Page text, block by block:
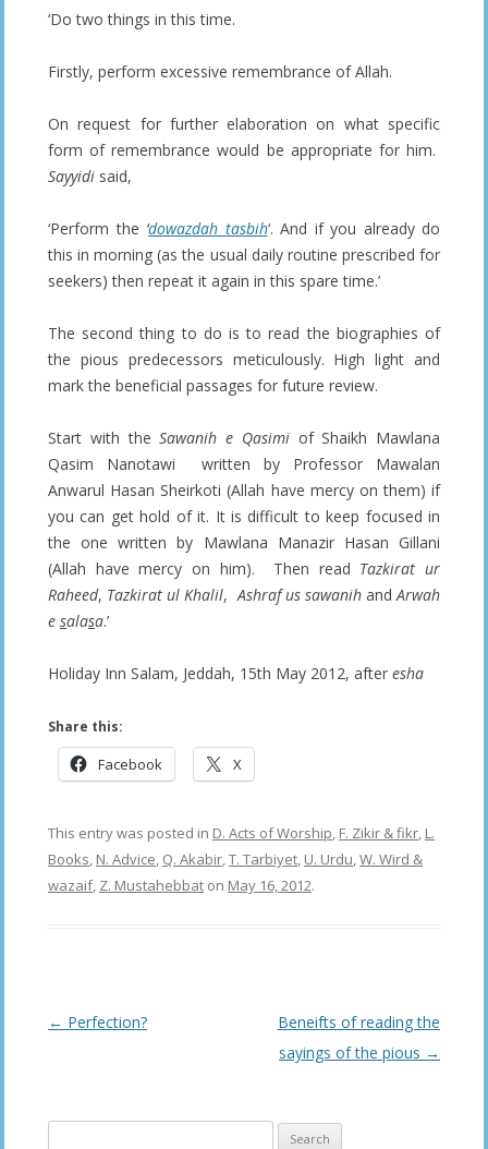
‘Do two things in this time.
Firstly, perform excessive remembrance of Allah.
On request for further elaboration on what specific
form of remembrance would be appropriate for him.
Sayyidi said,
‘Perform the ‘dowazdah tasbih‘. And if you already do
this in morning (as the usual daily routine prescribed for
seekers) then repeat it again in this spare time.’
The second thing to do is to read the biographies of
the pious predecessors meticulously. High light and
mark the beneficial passages for future review.
Start with theSawanih e Qasimiof Shaikh Mawlana
Qasim Nanotawi written by Professor Mawalan
Anwarul Hasan Sheirkoti (Allah have mercy on them) if
you can get hold of it. It is difficult to keep focused in
the one written by Mawlana Manazir Hasan Gillani
(Allah have mercy on him). Then read Tazkirat ur
Raheed, Tazkirat ul Khalil, Ashraf us sawanihandArwah
e salasa.’
Holiday Inn Salam, Jeddah, 15th May 2012, after esha
Share this:
Facebook X
This entry was posted in D. Acts of Worship, F. Zikir & fikr, L.
Books, N. Advice, Q. Akabir,T. Tarbiyet, U. Urdu,W. Wird &
wazaif, Z. Mustahebbat on May 16, 2012.
Post
← Perfection?
Beneifts of reading the
sayings of the pious →